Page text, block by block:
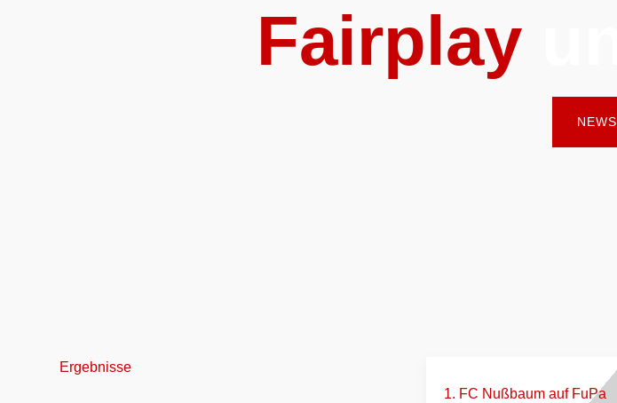
Fairplay
NEWS
Ergebnisse
1. FC Nußbaum auf FuPa